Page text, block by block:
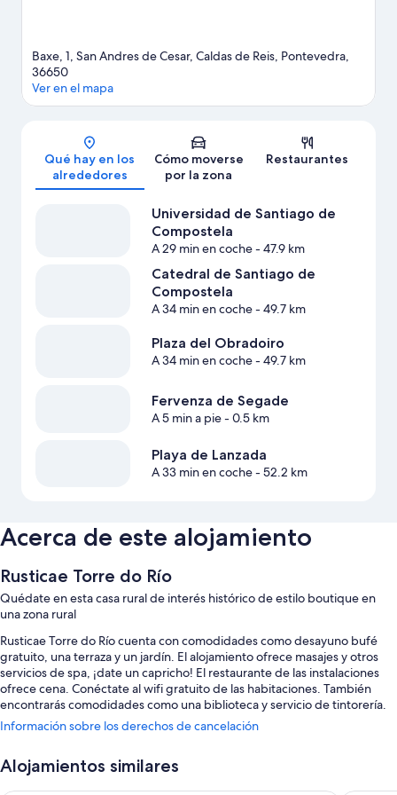
Baxe, 1, San Andres de Cesar, Caldas de Reis, Pontevedra,
36650
Ver en el mapa
Qué hay en los
alrededores
Cómo moverse
por la zona
Restaurantes
Universidad de Santiago de
Compostela
A 29 min en coche- 47.9 km
Catedral de Santiago de
Compostela
A 34 min en coche- 49.7 km
Plaza del Obradoiro
A 34 min en coche- 49.7 km
Fervenza de Segade
A 5 min a pie- 0.5 km
Playa de Lanzada
A 33 min en coche- 52.2 km
Acerca de este alojamiento
Rusticae Torre do Río
Quédate en esta casa rural de interés histórico de estilo boutique en
una zona rural
Rusticae Torre do Río cuenta con comodidades como desayuno bufé
gratuito, una terraza y un jardín. El alojamiento ofrece masajes y otros
servicios de spa, ¡date un capricho! El restaurante de las instalaciones
ofrece cena. Conéctate al wifi gratuito de las habitaciones. También
encontrarás comodidades como una biblioteca y servicio de tintorería.
Estos son algunos otros servicios de esta casa rural:
Una piscina al aire libre
Información sobre los derechos de cancelación
Alojamientos similares